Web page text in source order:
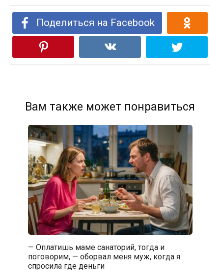
Поделиться на Facebook
Вам также может понравиться
— Оплатишь маме санаторий, тогда и
поговорим, — оборвал меня муж, когда я
спросила где деньги